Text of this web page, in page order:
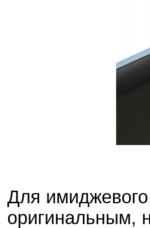
Для
оригинальным,